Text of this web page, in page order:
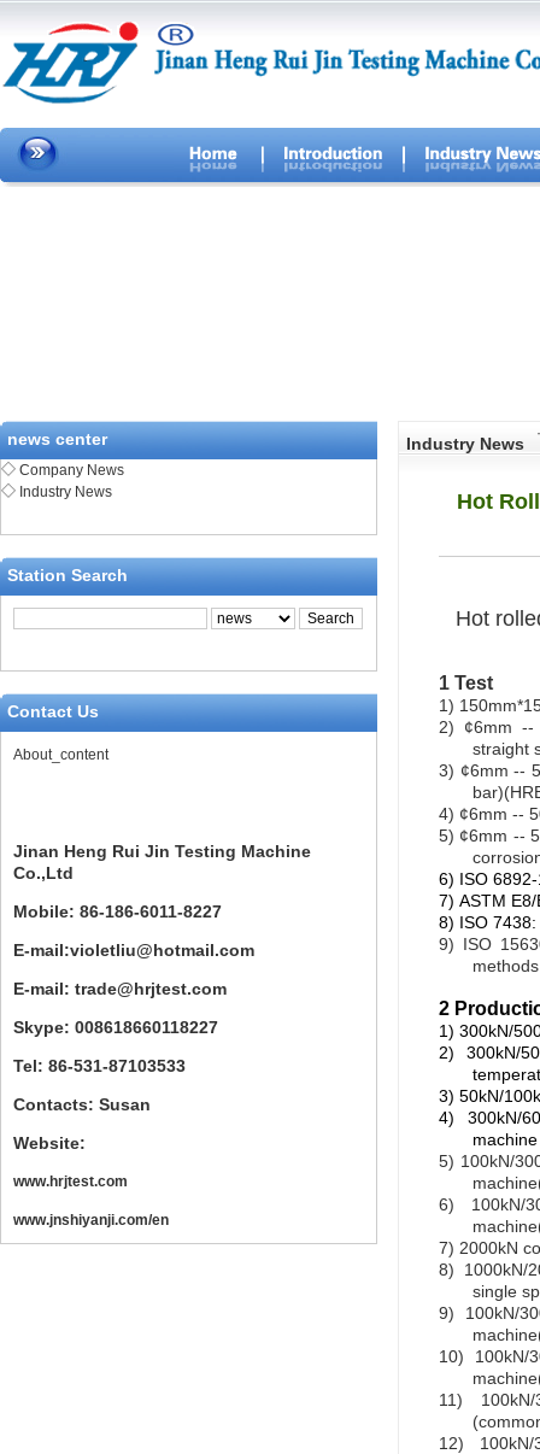
news center
◇ Company News
◇ Industry News
Station Search
Contact Us
About_content
Jinan Heng Rui Jin Testing Machine
Co.,Ltd
Mobile: 86-186-6011-8227
E-mail:violetliu@hotmail.com
E-mail: trade@hrjtest.com
Skype: 008618660118227
Tel: 86-531-87103533
Contacts: Susan
Website:
www.hrjtest.com
www.jnshiyanji.com/en
Industry News
Hot
Hot
1 Test
1)
2)
¢6mm --
straight
3) ¢6mm --
4) ¢6mm --
5) ¢6mm --
6) ISO
7) ASTM E
8) ISO 7438:
9) ISO
2
1) 300kN/
2)
300kN/
3) 50kN/
4)
300kN/
machine
5) 100kN/
6)
100kN/
7) 2000kN
8)
1000kN/
single
9)
100kN/
10)
100kN/
11)
12)